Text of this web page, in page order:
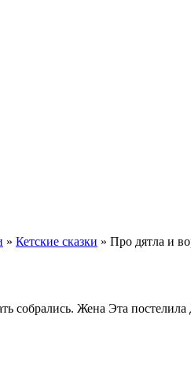
» Кетские сказки » Про дятла и
Жена Эта постелила